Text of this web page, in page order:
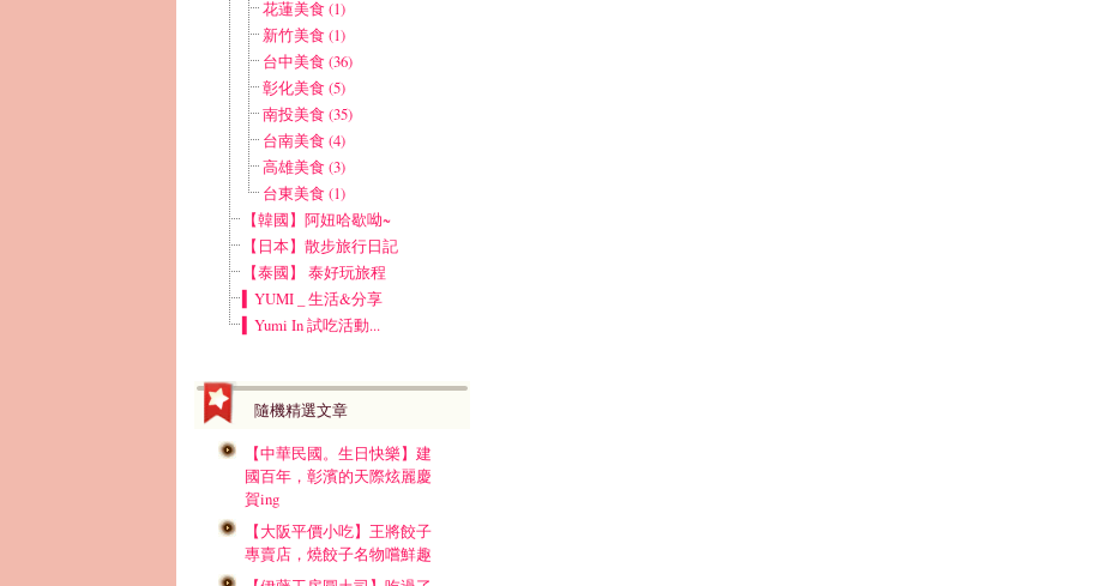
花蓮美食 (1)
新竹美食 (1)
台中美食 (36)
彰化美食 (5)
南投美食 (35)
台南美食 (4)
高雄美食 (3)
台東美食 (1)
【韓國】阿妞哈歇呦~
【日本】散步旅行日記
【泰國】 泰好玩旅程
▍YUMI _ 生活&分享
▍Yumi In 試吃活動...
隨機精選文章
【中華民國。生日快樂】建
國百年，彰濱的天際炫麗慶
賀ing
【大阪平價小吃】王將餃子
專賣店，燒餃子名物嚐鮮趣